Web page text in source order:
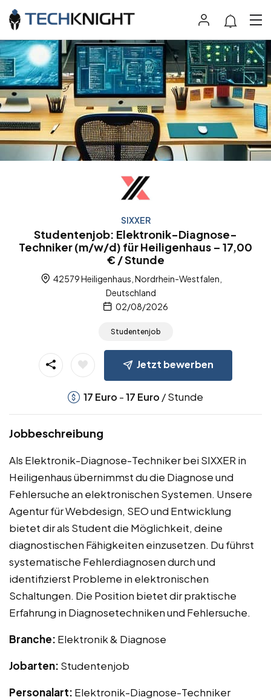
SIXXER
Studentenjob: Elektronik-Diagnose-
Techniker (m/w/d) für Heiligenhaus – 17,00
€ / Stunde
42579 Heiligenhaus, Nordrhein-Westfalen,
Deutschland
02/08/2026
Studentenjob
Jetzt bewerben
17 Euro -17 Euro / Stunde
Jobbeschreibung
Als Elektronik-Diagnose-Techniker bei SIXXER in
Heiligenhaus übernimmst du die Diagnose und
Fehlersuche an elektronischen Systemen. Unsere
Agentur für Webdesign, SEO und Entwicklung
bietet dir als Student die Möglichkeit, deine
diagnostischen Fähigkeiten einzusetzen. Du führst
systematische Fehlerdiagnosen durch und
identifizierst Probleme in elektronischen
Schaltungen. Die Position bietet dir praktische
Erfahrung in Diagnosetechniken und Fehlersuche.
Branche: Elektronik & Diagnose
Jobarten: Studentenjob
Personalart: Elektronik-Diagnose-Techniker